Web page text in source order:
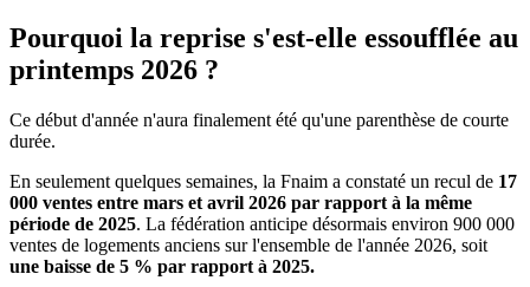
Pourquoi la reprise s'est-elle essoufflée au
printemps 2026 ?
Ce début d'année n'aura finalement été qu'une parenthèse de courte
durée.
En seulement quelques semaines, la Fnaim a constaté un recul de 17
000 ventes entre mars et avril 2026 par rapport à la même
période de 2025. La fédération anticipe désormais environ 900 000
ventes de logements anciens sur l'ensemble de l'année 2026, soit
une baisse de 5 % par rapport à 2025.